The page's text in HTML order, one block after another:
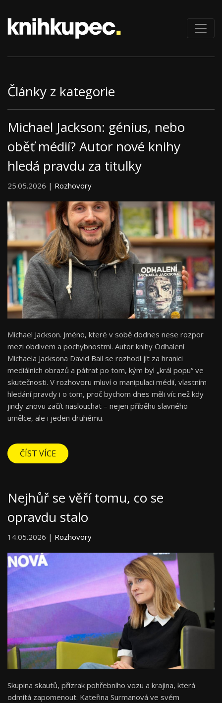
Články z kategorie
Michael Jackson: génius, nebo
oběť médií? Autor nové knihy
hledá pravdu za titulky
25.05.2026 | Rozhovory
Michael Jackson. Jméno, které v sobě dodnes nese rozpor
mezi obdivem a pochybnostmi. Autor knihy Odhalení
Michaela Jacksona David Bail se rozhodl jít za hranici
mediálních obrazů a pátrat po tom, kým byl „král popu“ ve
skutečnosti. V rozhovoru mluví o manipulaci médií, vlastním
hledání pravdy i o tom, proč bychom dnes měli víc než kdy
jindy znovu začít naslouchat – nejen příběhu slavného
umělce, ale i jeden druhému.
ČÍST VÍCE
Nejhůř se věří tomu, co se
opravdu stalo
14.05.2026 | Rozhovory
Skupina skautů, přízrak pohřebního vozu a krajina, která
odmítá zapomenout. Kateřina Surmanová ve svém